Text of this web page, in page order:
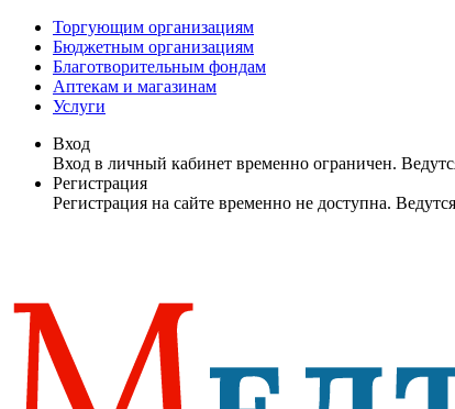
Торгующим организациям
Бюджетным организациям
Благотворительным фондам
Аптекам и магазинам
Услуги
Вход
Вход в личный кабинет временно ограничен.
Регистрация
Регистрация на сайте временно не доступна.